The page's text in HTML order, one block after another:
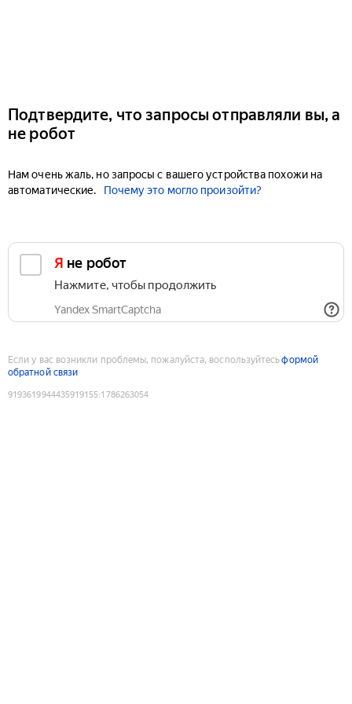
Подтвердите, что запросы отправляли вы, а
не робот
Нам очень жаль, но запросы с вашего устройства похожи на
автоматические.
Почему это могло произойти?
Я не робот
Нажмите, чтобы продолжить
Yandex SmartCaptcha
Если у вас возникли проблемы, пожалуйста, воспользуйтесьформой
обратной связи
9193619944435919155:1786263054